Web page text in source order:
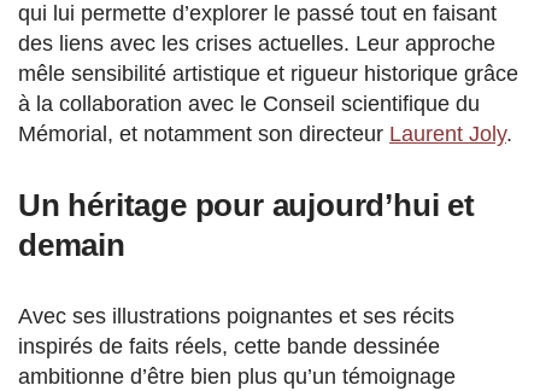
qui lui permette d’explorer le passé tout en faisant
des liens avec les crises actuelles. Leur approche
mêle sensibilité artistique et rigueur historique grâce
à la collaboration avec le Conseil scientifique du
Mémorial, et notamment son directeur Laurent Joly.
Un héritage pour aujourd’hui et
demain
Avec ses illustrations poignantes et ses récits
inspirés de faits réels, cette bande dessinée
ambitionne d’être bien plus qu’un témoignage